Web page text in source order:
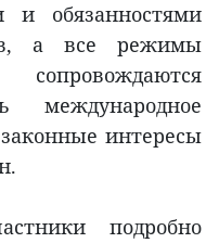
и обязанностями
а все режимы
международное
интересы
подробно